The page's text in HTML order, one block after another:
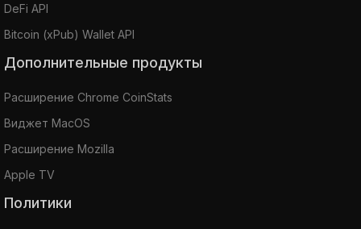
DeFi API
Bitcoin (xPub) Wallet API
Дополнительные продукты
Расширение Chrome CoinStats
Виджет MacOS
Расширение Mozilla
Apple TV
Политики